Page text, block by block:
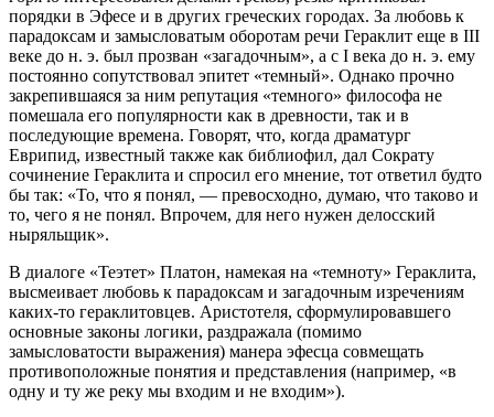
порядки в Эфесе и в других греческих городах. За любовь к
парадоксам и замысловатым оборотам речи Гераклит еще в III
веке до н. э. был прозван «загадочным», а с I века до н. э. ему
постоянно сопутствовал эпитет «темный». Однако прочно
закрепившаяся за ним репутация «темного» философа не
помешала его популярности как в древности, так и в
последующие времена. Говорят, что, когда драматург
Еврипид, известный также как библиофил, дал Сократу
сочинение Гераклита и спросил его мнение, тот ответил будто
бы так: «То, что я понял, — превосходно, думаю, что таково и
то, чего я не понял. Впрочем, для него нужен делосский
ныряльщик».
В диалоге «Теэтет» Платон, намекая на «темноту» Гераклита,
высмеивает любовь к парадоксам и загадочным изречениям
каких-то гераклитовцев. Аристотеля, сформулировавшего
основные законы логики, раздражала (помимо
замысловатости выражения) манера эфесца совмещать
противоположные понятия и представления (например, «в
одну и ту же реку мы входим и не входим»).